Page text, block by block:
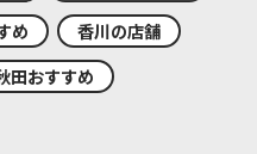
め
香川の店舗
田おすすめ